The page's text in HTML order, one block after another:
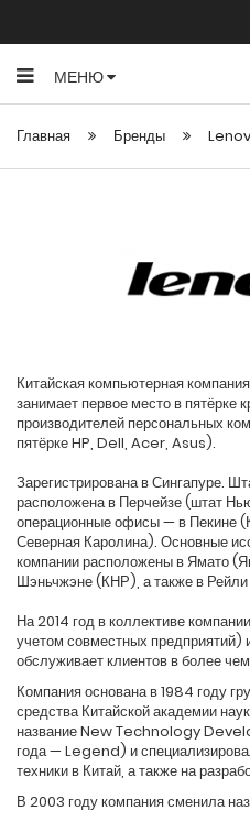
МЕНЮ
Главная Бренды
Китайская компьютерная
занимает первое место в пятёрке
производителей персональных
пятёрке HP, Dell, Acer, Asus).
Зарегистрирована в Сингапуре.
расположена в Перчейзе (штат
операционные офисы — в Пекине
Северная Каролина). Основные
компании расположены в Ямато
Шэньчжэне (КНР), а также в
На 2014 год в коллективе
учетом совместных предприятий)
обслуживает клиентов в более
Компания основана в 1984 году
средства Китайской академии
название New Technology
года — Legend) и
техники в Китай, а также на
В 2003 году компания сменила